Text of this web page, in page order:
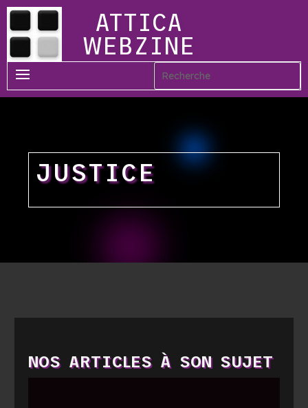
ATTICA
WEBZINE
JUSTICE
NOS ARTICLES À SON SUJET